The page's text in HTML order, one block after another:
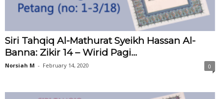
Siri Tahqiq Al-Mathurat Syeikh Hassan Al-
Banna: Zikir 14 – Wirid Pagi...
Norsiah M - February 14, 2020 0